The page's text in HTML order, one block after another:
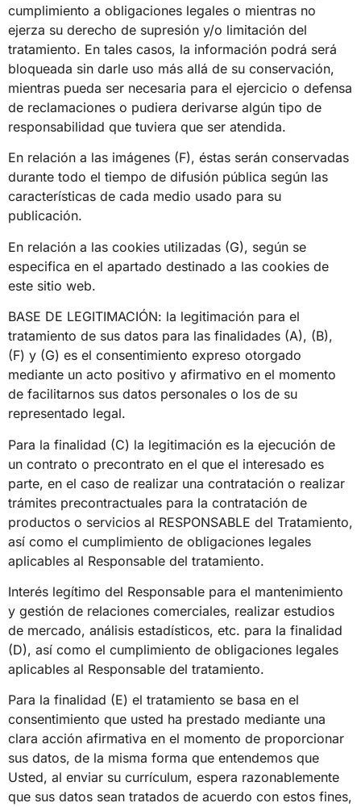
cumplimiento a obligaciones legales o mientras no
ejerza su derecho de supresión y/o limitación del
tratamiento. En tales casos, la información podrá será
bloqueada sin darle uso más allá de su conservación,
mientras pueda ser necesaria para el ejercicio o defensa
de reclamaciones o pudiera derivarse algún tipo de
responsabilidad que tuviera que ser atendida.
En relación a las imágenes (F), éstas serán conservadas
durante todo el tiempo de difusión pública según las
características de cada medio usado para su
publicación.
En relación a las cookies utilizadas (G), según se
especifica en el apartado destinado a las cookies de
este sitio web.
BASE DE LEGITIMACIÓN: la legitimación para el
tratamiento de sus datos para las finalidades (A), (B),
(F) y (G) es el consentimiento expreso otorgado
mediante un acto positivo y afirmativo en el momento
de facilitarnos sus datos personales o los de su
representado legal.
Para la finalidad (C) la legitimación es la ejecución de
un contrato o precontrato en el que el interesado es
parte, en el caso de realizar una contratación o realizar
trámites precontractuales para la contratación de
productos o servicios al RESPONSABLE del Tratamiento,
así como el cumplimiento de obligaciones legales
aplicables al Responsable del tratamiento.
Interés legítimo del Responsable para el mantenimiento
y gestión de relaciones comerciales, realizar estudios
de mercado, análisis estadísticos, etc. para la finalidad
(D), así como el cumplimiento de obligaciones legales
aplicables al Responsable del tratamiento.
Para la finalidad (E) el tratamiento se basa en el
consentimiento que usted ha prestado mediante una
clara acción afirmativa en el momento de proporcionar
sus datos, de la misma forma que entendemos que
Usted, al enviar su currículum, espera razonablemente
que sus datos sean tratados de acuerdo con estos fines,